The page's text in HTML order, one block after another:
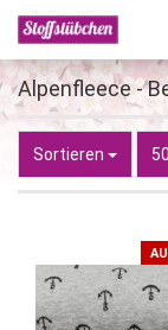
Alpenfleece -
Sortieren
Sortieren